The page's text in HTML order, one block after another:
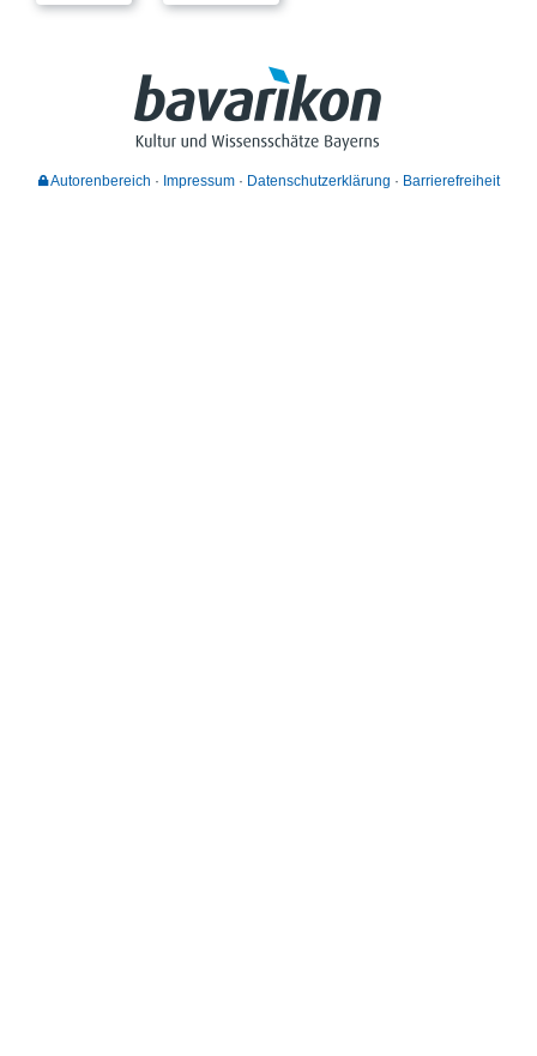
Autorenbereich Impressum Datenschutzerklärung Barrierefreiheit